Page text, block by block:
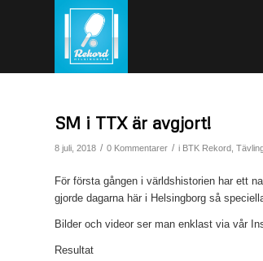
SM i TTX är avgjort!
8 juli, 2018 / 0 Kommentarer / i BTK Rekord
För första gången i världshistorien har ett
gjorde dagarna här i Helsingborg så
Bilder och videor ser man enklast via vår
Resultat